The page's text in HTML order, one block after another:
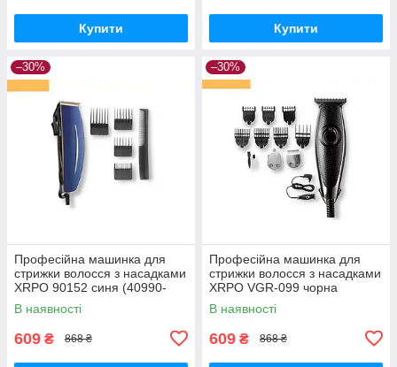
Купити Купити
–30%
Професійна машинка для
стрижки волосся з насадками
XRPO 90152 синя (40990-
DSP-90152)
В наявності
609 ₴ 868 ₴
–30%
Професійна машинка для
стрижки волосся з насадками
XRPO VGR-099 чорна
(41467-099_378)
В наявності
609 ₴ 868 ₴